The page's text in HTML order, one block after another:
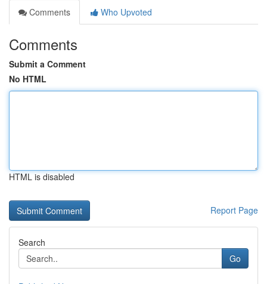
Comments
Who Upvoted
Comments
Submit a Comment
No HTML
HTML is disabled
Report Page
Search
Go